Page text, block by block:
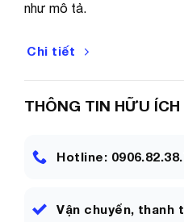
có thắc mắc vui lòng inbox
sản phẩm.
Xin tham khảo thêm sản
như mô tả.
Chi tiết
THÔNG TIN HỮU ÍCH
Hotline:
Vận chuyển, thanh